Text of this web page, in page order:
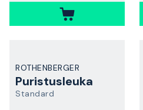
ROTHENBERGER
Puristusleuka
Standard